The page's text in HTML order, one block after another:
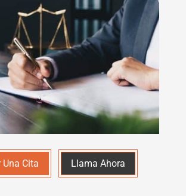
Cita Llama Ahora